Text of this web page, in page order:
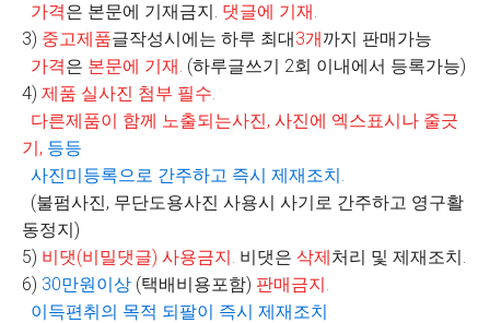
가격은 본문에 기재금지. 댓글에 기재.
3) 중고제품글작성시에는 하루 최대3개까지 판매가능
가격은 본문에 기재. (하루글쓰기 2회 이내에서 등록가능)
4) 제품 실사진 첨부 필수.
다른제품이 함께 노출되는사진, 사진에 엑스표시나 줄긋
기, 등등
사진미등록으로 간주하고 즉시 제재조치.
(불펌사진, 무단도용사진 사용시 사기로 간주하고 영구활
동정지)
5) 비댓(비밀댓글) 사용금지. 비댓은 삭제처리 및 제재조치.
6) 30만원이상 (택배비용포함) 판매금지.
이득편취의 목적 되팔이 즉시 제재조치